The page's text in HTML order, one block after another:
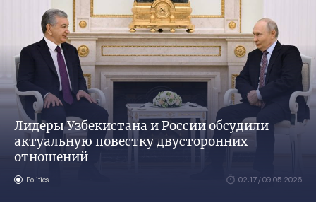
Лидеры Узбекистана и России обсудили
актуальную повестку двусторонних
отношений
Politics 02:17 / 09.05.2026